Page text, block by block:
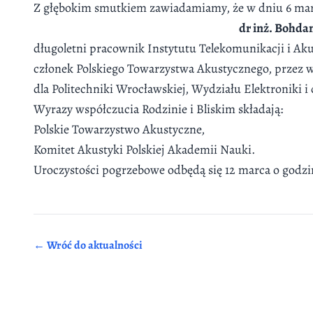
Z głębokim smutkiem zawiadamiamy, że w dniu 6
dr inż.
długoletni pracownik Instytutu Telekomunikacji i
członek Polskiego Towarzystwa Akustycznego, przez
dla Politechniki Wrocławskiej, Wydziału Elektroniki
Wyrazy współczucia Rodzinie i Bliskim składają:
Polskie Towarzystwo Akustyczne,
Komitet Akustyki Polskiej Akademii Nauki.
Uroczystości pogrzebowe odbędą się 12 marca o
← Wróć do aktualności